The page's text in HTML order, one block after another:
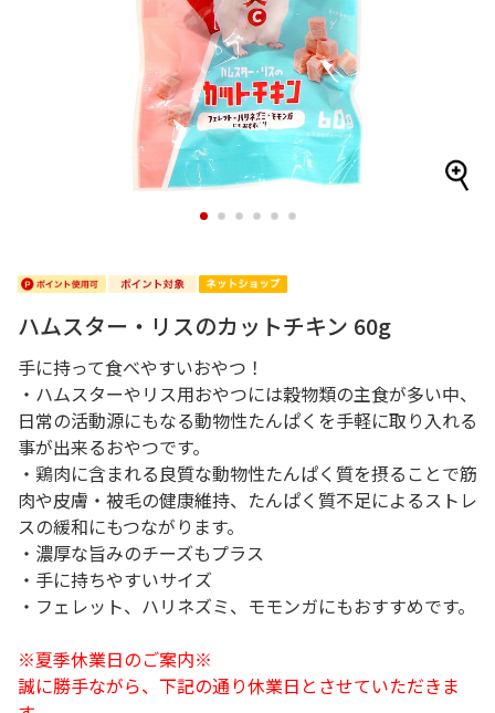
1 2 3 4 5 6
ハムスター・リスのカットチキン 60g
手に持って食べやすいおやつ！
・ハムスターやリス用おやつには穀物類の主食が多い中、
日常の活動源にもなる動物性たんぱくを手軽に取り入れる
事が出来るおやつです。
・鶏肉に含まれる良質な動物性たんぱく質を摂ることで筋
肉や皮膚・被毛の健康維持、たんぱく質不足によるストレ
スの緩和にもつながります。
・濃厚な旨みのチーズもプラス
・手に持ちやすいサイズ
・フェレット、ハリネズミ、モモンガにもおすすめです。
※夏季休業日のご案内※
誠に勝手ながら、下記の通り休業日とさせていただきま